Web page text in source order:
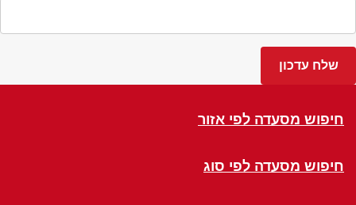
חיפוש מסעדה לפי אזור
חיפוש מסעדה לפי סוג